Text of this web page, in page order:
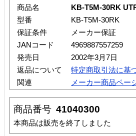
商品名
KB-T5M-30RK
型番
KB-T5M-30RK
保証条件
メーカー保証
JANコード
4969887557259
発売日
2002年3月7日
返品について
特定商取引法に基
関連
メーカー商品ペー
商品番号 41040300
本商品は販売を終了しました